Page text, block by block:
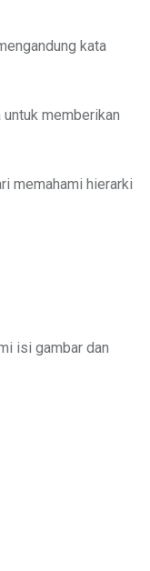
kata
memberikan
memahami hierarki
isi gambar dan